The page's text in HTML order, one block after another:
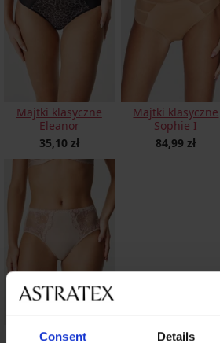
Consent Details
Majtki klasyczne
Eleanor
35,10 zł
Majtki klasyczne
Sophie I
84,99 zł
Majtki klasyczne